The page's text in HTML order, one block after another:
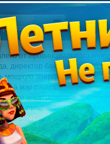
4
от провинциального
директор банка и ученый -
мощную энергию,
а мэр разворачивает
электричество, овощи
скоро профессор начинает
растения разрушают
потерявшихся во время
города и дружбы